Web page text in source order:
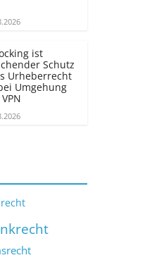
ist
Schutz
Urheberrecht
Umgehung